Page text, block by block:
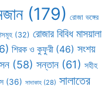
(179) রোজা ভঙ্গের
(32) রোজার বিবিধ মাসয়ালা
শিরক ও কুফুরী (46) সংশয়
(58) সন্তান (61) সহীহ
(36) সাদাকাহ (28) সালাতের